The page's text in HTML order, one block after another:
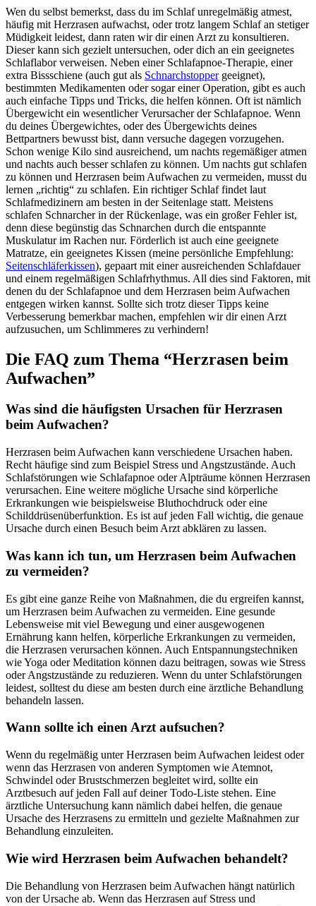
Wen du selbst bemerkst, dass du im Schlaf unregelmäßig atmest,
häufig mit Herzrasen aufwachst, oder trotz langem Schlaf an stetiger
Müdigkeit leidest, dann raten wir dir einen Arzt zu konsultieren.
Dieser kann sich gezielt untersuchen, oder dich an ein geeignetes
Schlaflabor verweisen. Neben einer Schlafapnoe-Therapie, einer
extra Bissschiene (auch gut als Schnarchstoppergeeignet),
bestimmten Medikamenten oder sogar einer Operation, gibt es auch
auch einfache Tipps und Tricks, die helfen können. Oft ist nämlich
Übergewicht ein wesentlicher Verursacher der Schlafapnoe. Wenn
du deines Übergewichtes, oder des Übergewichts deines
Bettpartners bewusst bist, dann versuche dagegen vorzugehen.
Schon wenige Kilo sind ausreichend, um nachts regemäßiger atmen
und nachts auch besser schlafen zu können. Um nachts gut schlafen
zu können und Herzrasen beim Aufwachen zu vermeiden, musst du
lernen „richtig“ zu schlafen. Ein richtiger Schlaf findet laut
Schlafmedizinern am besten in der Seitenlage statt. Meistens
schlafen Schnarcher in der Rückenlage, was ein großer Fehler ist,
denn diese begünstig das Schnarchen durch die entspannte
Muskulatur im Rachen nur. Förderlich ist auch eine geeignete
Matratze, ein geeignetes Kissen (meine persönliche Empfehlung:
Seitenschläferkissen), gepaart mit einer ausreichenden Schlafdauer
und einem regelmäßigen Schlafrhythmus. All dies sind Faktoren, mit
denen du der Schlafapnoe und dem Herzrasen beim Aufwachen
entgegen wirken kannst. Sollte sich trotz dieser Tipps keine
Verbesserung bemerkbar machen, empfehlen wir dir einen Arzt
aufzusuchen, um Schlimmeres zu verhindern!
Die FAQ zum Thema “Herzrasen beim
Aufwachen”
Was sind die häufigsten Ursachen für Herzrasen
beim Aufwachen?
Herzrasen beim Aufwachen kann verschiedene Ursachen haben.
Recht häufige sind zum Beispiel Stress und Angstzustände. Auch
Schlafstörungen wie Schlafapnoe oder Alpträume können Herzrasen
verursachen. Eine weitere mögliche Ursache sind körperliche
Erkrankungen wie beispielsweise Bluthochdruck oder eine
Schilddrüsenüberfunktion. Es ist auf jeden Fall wichtig, die genaue
Ursache durch einen Besuch beim Arzt abklären zu lassen.
Was kann ich tun, um Herzrasen beim Aufwachen
zu vermeiden?
Es gibt eine ganze Reihe von Maßnahmen, die du ergreifen kannst,
um Herzrasen beim Aufwachen zu vermeiden. Eine gesunde
Lebensweise mit viel Bewegung und einer ausgewogenen
Ernährung kann helfen, körperliche Erkrankungen zu vermeiden,
die Herzrasen verursachen können. Auch Entspannungstechniken
wie Yoga oder Meditation können dazu beitragen, sowas wie Stress
oder Angstzustände zu reduzieren. Wenn du unter Schlafstörungen
leidest, solltest du diese am besten durch eine ärztliche Behandlung
behandeln lassen.
Wann sollte ich einen Arzt aufsuchen?
Wenn du regelmäßig unter Herzrasen beim Aufwachen leidest oder
wenn das Herzrasen von anderen Symptomen wie Atemnot,
Schwindel oder Brustschmerzen begleitet wird, sollte ein
Arztbesuch auf jeden Fall auf deiner Todo-Liste stehen. Eine
ärztliche Untersuchung kann nämlich dabei helfen, die genaue
Ursache des Herzrasens zu ermitteln und gezielte Maßnahmen zur
Behandlung einzuleiten.
Wie wird Herzrasen beim Aufwachen behandelt?
Die Behandlung von Herzrasen beim Aufwachen hängt natürlich
von der Ursache ab. Wenn das Herzrasen auf Stress und